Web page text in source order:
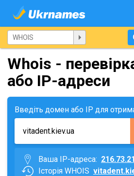
Whois -
або IP-адреси
Введіть домен або IP для
Ваша IP-адреса:
Історія WHOIS